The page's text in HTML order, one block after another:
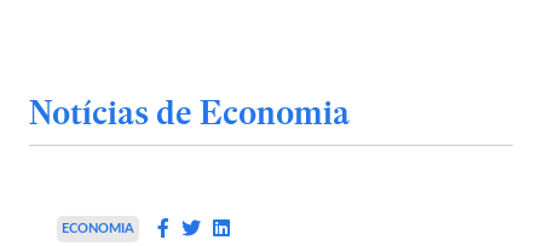
Notícias de Economia
ECONOMIA